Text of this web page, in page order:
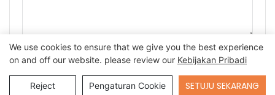
KIRIM PERTANYAAN SEKARANG
Send Inquiry
We use cookies to ensure that we give you the best experience
on and off our website. please review our Kebijakan Pribadi
Reject Pengaturan Cookie SETUJU SEKARANG